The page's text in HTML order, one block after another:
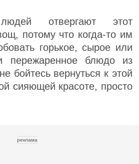
отвергают этот
потому что когда-то им
горькое, сырое или
пережаренное блюдо из
бойтесь вернуться к этой
сияющей красоте, просто
реклама